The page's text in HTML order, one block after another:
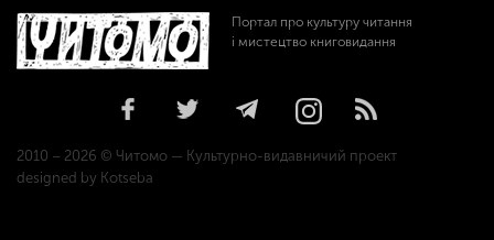
Портал про культуру читання
і мистецтво книговидання
2010 – 2026 © Читомо — Культурно-видавничий проект
designed by Kotseba